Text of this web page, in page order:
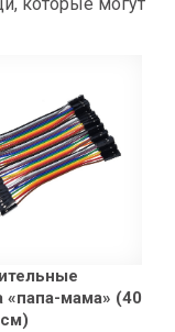
«папа-мама» (40